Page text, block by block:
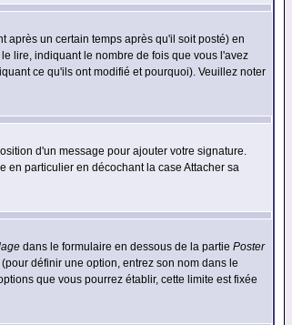
après un certain temps après qu'il soit posté) en
lire, indiquant le nombre de fois que vous l'avez
ce qu'ils ont modifié et pourquoi). Veuillez noter
d'un message pour ajouter votre signature.
en particulier en décochant la case Attacher sa
dans le formulaire en dessous de la partie Poster
définir une option, entrez son nom dans le
que vous pourrez établir, cette limite est fixée